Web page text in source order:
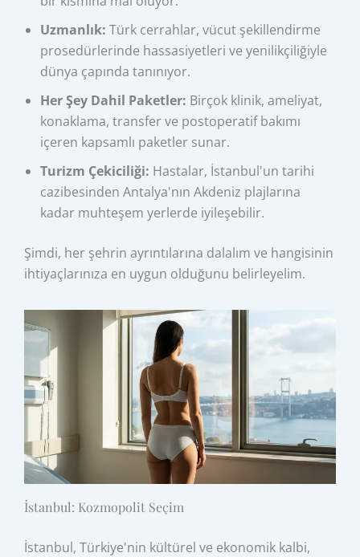
Uzmanlık: Türk cerrahlar, vücut şekillendirme
prosedürlerinde hassasiyetleri ve yenilikçiliğiyle
dünya çapında tanınıyor.
Her Şey Dahil Paketler: Birçok klinik, ameliyat,
konaklama, transfer ve postoperatif bakımı
içeren kapsamlı paketler sunar.
Turizm Çekiciliği: Hastalar, İstanbul'un tarihi
cazibesinden Antalya'nın Akdeniz plajlarına
kadar muhteşem yerlerde iyileşebilir.
Şimdi, her şehrin ayrıntılarına dalalım ve hangisinin
ihtiyaçlarınıza en uygun olduğunu belirleyelim.
İstanbul: Kozmopolit Seçim
İstanbul, Türkiye'nin kültürel ve ekonomik kalbi,